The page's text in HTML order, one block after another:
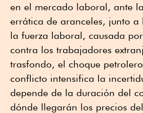
en el mercado laboral, ante
errática de aranceles, junto a
la fuerza laboral, causada
contra los trabajadores
trasfondo, el choque
conflicto intensifica la
depende de la duración del
dónde llegarán los precios